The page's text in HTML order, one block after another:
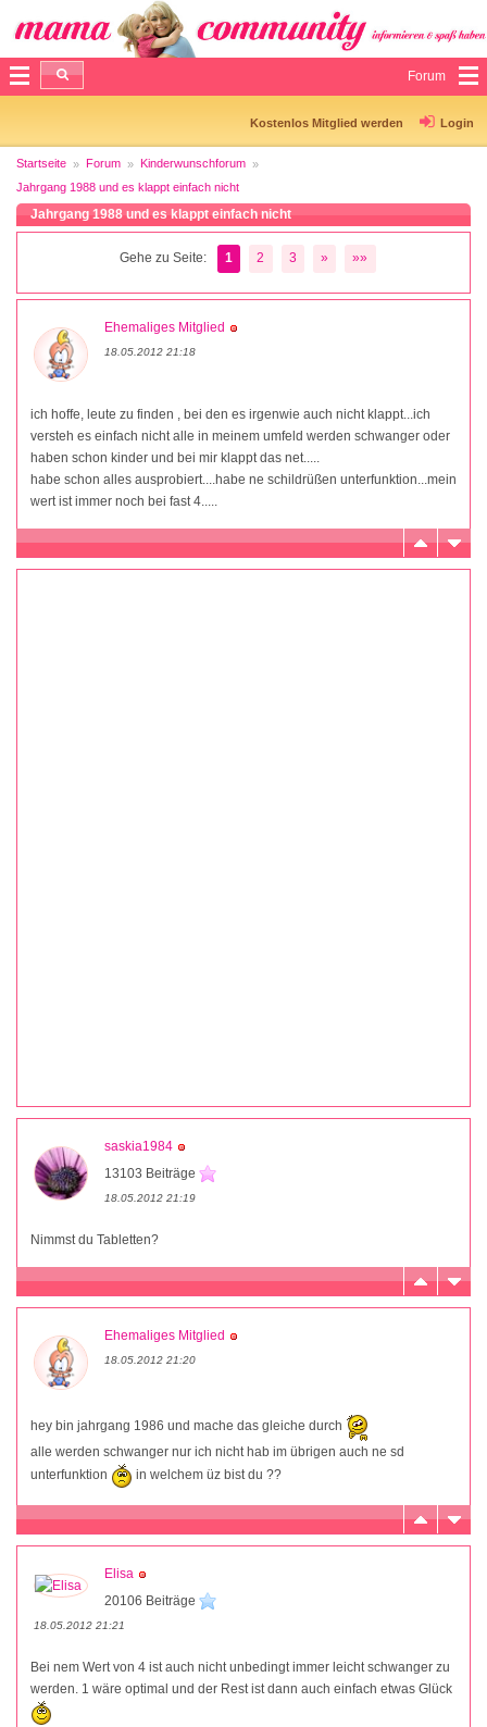
Forum
Kostenlos Mitglied werden Login
Startseite Forum
Kinderwunschforum
Jahrgang 1988 und es klappt einfach nicht
Jahrgang 1988 und es klappt einfach nicht
Gehe zu Seite: 1 2 3 » »»
Ehemaliges Mitglied
18.05.2012 21:18
ich hoffe, leute zu finden , bei den es irgenwie auch nicht klappt...ich
versteh es einfach nicht alle in meinem umfeld werden schwanger oder
haben schon kinder und bei mir klappt das net.....
habe schon alles ausprobiert....habe ne schildrüßen unterfunktion...mein
wert ist immer noch bei fast 4.....
saskia1984
13103 Beiträge
18.05.2012 21:19
Nimmst du Tabletten?
Ehemaliges Mitglied
18.05.2012 21:20
hey bin jahrgang 1986 und mache das gleiche durch
alle werden schwanger nur ich nicht hab im übrigen auch ne sd
unterfunktion
in welchem üz bist du ??
Elisa
20106 Beiträge
18.05.2012 21:21
Bei nem Wert von 4 ist auch nicht unbedingt immer leicht schwanger zu
werden. 1 wäre optimal und der Rest ist dann auch einfach etwas Glück